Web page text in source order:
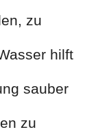
zu
hilft
sauber
zu